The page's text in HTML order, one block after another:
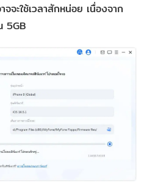
จะใช้เวลาสักหน่อย เนื่องจาก
5GB